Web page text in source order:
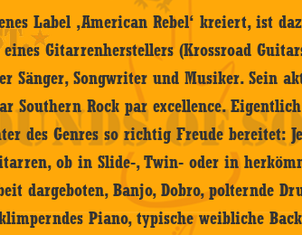
Label ‚American Rebel‘ kreiert, ist
Gitarrenherstellers (Krossroad
Sänger, Songwriter und Musiker. Sein
Southern Rock par excellence.
des Genres so richtig Freude bereitet:
ob in Slide-, Twin- oder in
dargeboten, Banjo, Dobro, polternde
Piano, typische weibliche